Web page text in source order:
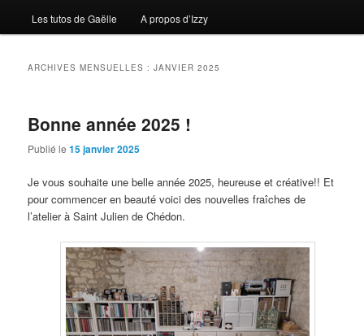
Les tutos de Gaëlle A propos d’Izzy
ARCHIVES MENSUELLES :JANVIER 2025
Bonne année 2025 !
Publié le15 janvier 2025
Je vous souhaite une belle année 2025, heureuse et créative!! Et
pour commencer en beauté voici des nouvelles fraîches de
l’atelier à Saint Julien de Chédon.